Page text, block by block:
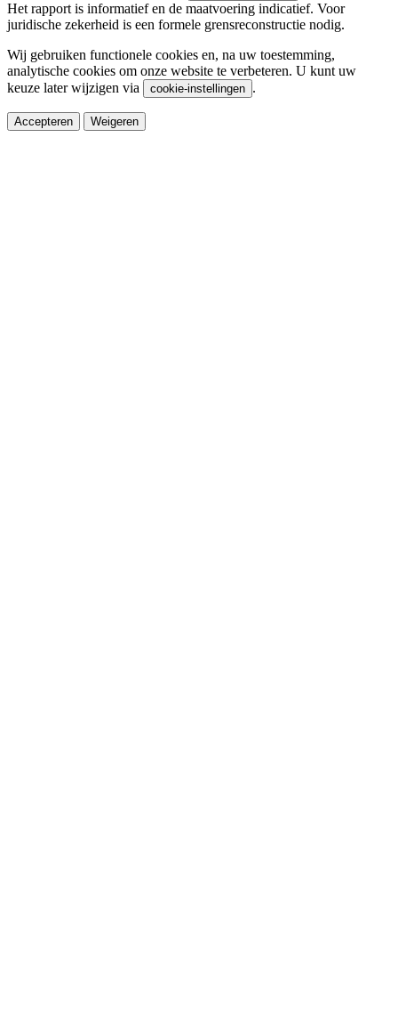
Het rapport is informatief en de maatvoering indicatief. Voor
juridische zekerheid is een formele grensreconstructie nodig.
Wij gebruiken functionele cookies en, na uw toestemming,
analytische cookies om onze website te verbeteren. U kunt uw
keuze later wijzigen via
cookie-instellingen .
Accepteren Weigeren